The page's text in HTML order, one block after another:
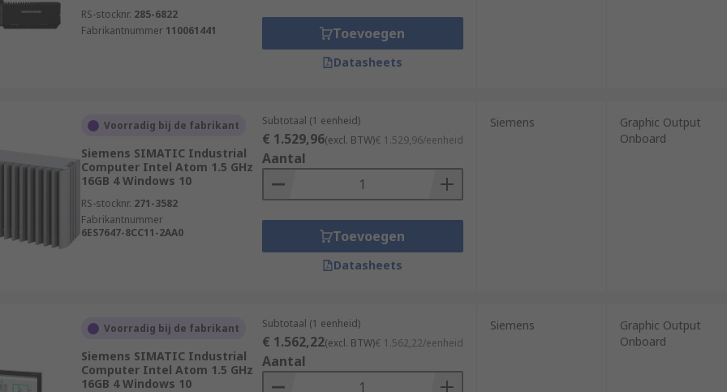
and are a perfect solution for tight spaces.
to offer. Order today for next day delivery.
RS-stocknr. 285-6822
Fabrikantnummer 110061441 Toevoegen
Datasheets
Voorradig bij de fabrikant
Siemens SIMATIC Industrial
Computer Intel Atom 1.5 GHz
16GB 4 Windows 10
RS-stocknr. 271-3582
Fabrikantnummer
6ES7647-8CC11-2AA0
Subtotaal (1 eenheid)
€ 1.529,96(excl. BTW)€ 1.529,96/eenheid
Aantal
Toevoegen
Datasheets
Siemens
Graphic Output
Onboard
Voorradig bij de fabrikant
Siemens SIMATIC Industrial
Computer Intel Atom 1.5 GHz
16GB 4 Windows 10
Subtotaal (1 eenheid)
€ 1.562,22(excl. BTW)€ 1.562,22/eenheid
Aantal
Siemens
Graphic Output
Onboard